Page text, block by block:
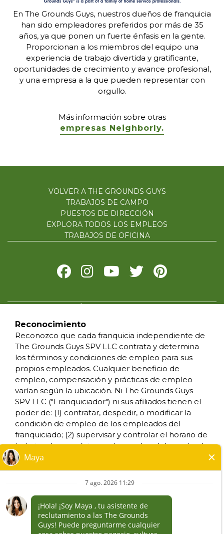
En The Grounds Guys, nuestros dueños de franquicia
han sido empleadores preferidos por más de 35
años, ya que ponen un fuerte énfasis en la gente.
Proporcionan a los miembros del equipo una
experiencia de trabajo divertida y gratificante,
oportunidades de crecimiento y avance profesional,
y una empresa a la que pueden representar con
orgullo.
Más información sobre otras
empresas Neighborly.
VOLVER A THE GROUNDS GUYS
TRABAJOS DE CAMPO
PUESTOS DE DIRECCIÓN
EXPLORA TODOS LOS EMPLEOS
TRABAJOS DE OFICINA
ACCESIBILIDAD
NO VENDAS MI INFORMACION
SUS DERECHOS DE PRIVACIDAD
*Todos los negocios franquiciados y que sean
de propiedad y funcionamiento
independiente, operan bajo las marcas,
marcas registradas, nombres comerciales,
insignias, emblemas, lemas, u otros indicios de
origen de las marcas de servicio, con respecto
dentro de un área geográfica especificada.
Solamente el negocio franquiciado que sea de
propiedad y funcionamiento independiente,
autoridad con su negocio, y tomará todas las
decisiones relacionadas con el empleo,
respecto a su negocio franquiciado.
Reconocimiento
Reconozco que cada franquicia independiente de
The Grounds Guys SPV LLC contrata y determina
los términos y condiciones de empleo para sus
propios empleados. Cualquier beneficio de
empleo, compensación y prácticas de empleo
varían según la ubicación. Ni The Grounds Guys
SPV LLC ("Franquiciador") ni sus afiliados tienen el
poder de: (1) contratar, despedir, o modificar la
condición de empleo de los empleados del
franquiciado; (2) supervisar y controlar el horario de
trabajo o las condiciones de empleo del empleado
del franquiciado; (3) determinar la tarifa y el
método de pago; o (4) aceptar, revisar o mantener
los expedientes de empleo del franquiciado. The
Grounds Guys SPV LLC NO es el empleador y/o
empleador conjunto para: (i) cualquiera de las
oportunidades de trabajo enumeradas en este sitio
Web; (ii) cualquiera de los franquiciados